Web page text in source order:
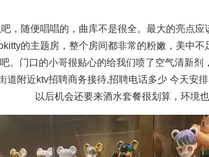
，随便唱唱的，曲库不是很全。最大的亮点
的主题房，整个房间都非常的粉嫩，美中
吧。门口的小哥很贴心的给我们喷了空气清新
道附近ktv招聘商务接待,招聘电话多少 今天安
以后机会还要来酒水套餐很划算，环境